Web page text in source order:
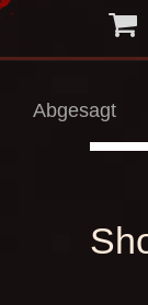
Abgesagt